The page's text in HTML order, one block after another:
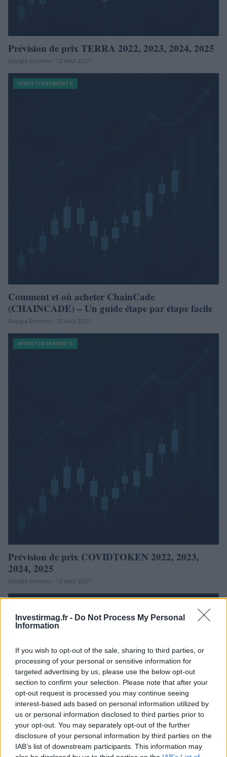
Investirmag.fr - Do Not Process My Personal
Information
If you wish to opt-out of the sale, sharing to third parties, or
processing of your personal or sensitive information for
targeted advertising by us, please use the below opt-out
section to confirm your selection. Please note that after your
opt-out request is processed you may continue seeing
interest-based ads based on personal information utilized by
us or personal information disclosed to third parties prior to
your opt-out. You may separately opt-out of the further
disclosure of your personal information by third parties on the
IAB’s list of downstream participants. This information may
Prévision de prix TERRA 2022, 2023, 2024, 2025
Giorgia Stromeo · 13 Août 2021
INVESTISSEMENTS
Comment et où acheter ChainCade
(CHAINCADE) – Un guide étape par étape facile
Giorgia Stromeo · 13 Août 2021
INVESTISSEMENTS
Prévision de prix COVIDTOKEN 2022, 2023,
2024, 2025
Giorgia Stromeo · 13 Août 2021